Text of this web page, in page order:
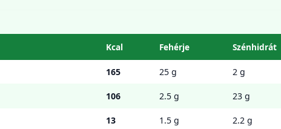
Kcal Fehérje Szénhidrát
165 25 g 2 g
106 2.5 g 23 g
13 1.5 g 2.2 g